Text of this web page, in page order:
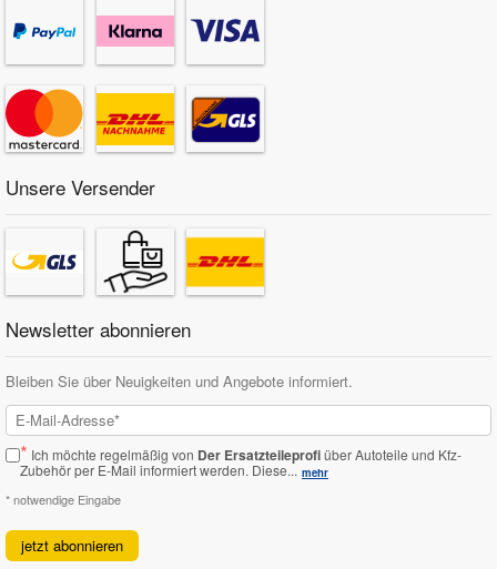
Unsere Versender
Newsletter abonnieren
Bleiben Sie über Neuigkeiten und Angebote informiert.
* Ich möchte regelmäßig von Der Ersatzteileprofiüber Autoteile und Kfz-
Zubehör per E-Mail informiert werden. Diese... mehr
* notwendige Eingabe
jetzt abonnieren